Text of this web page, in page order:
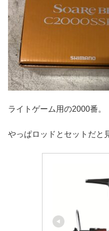
ライトゲーム用の2000番。
やっぱロッドとセットだと